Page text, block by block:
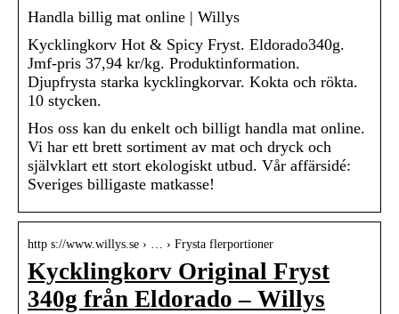
Handla billig mat online | Willys
Kycklingkorv Hot & Spicy Fryst. Eldorado340g.
Jmf-pris 37,94 kr/kg. Produktinformation.
Djupfrysta starka kycklingkorvar. Kokta och rökta.
10 stycken.
Hos oss kan du enkelt och billigt handla mat online.
Vi har ett brett sortiment av mat och dryck och
självklart ett stort ekologiskt utbud. Vår affärsidé:
Sveriges billigaste matkasse!
http s://www.willys.se › … › Frysta flerportioner
Kycklingkorv Original Fryst
340g från Eldorado – Willys